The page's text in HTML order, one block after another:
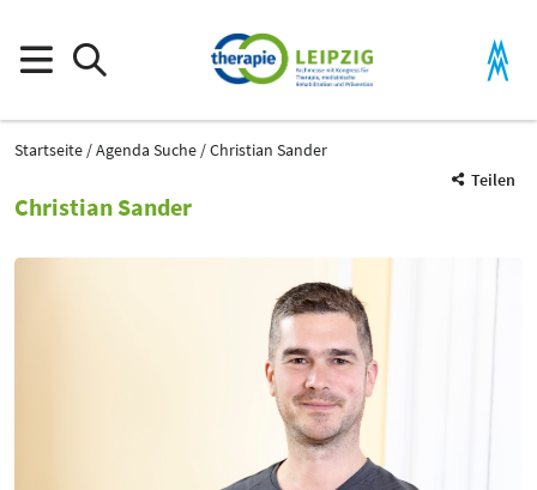
Startseite Agenda Suche
Christian Sander
Teilen
Christian Sander